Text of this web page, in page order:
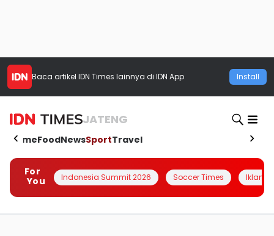
Baca artikel IDN Times lainnya di IDN App Install
JATENG
HomeFoodNewsSportTravel
For
You
Indonesia Summit 2026 Soccer Times Iklanin